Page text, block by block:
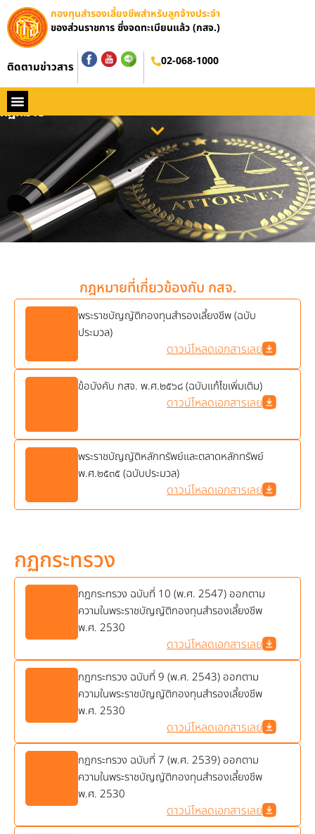
กองทุนสำรองเลี้ยงชีพสำหรับลูกจ้างประจำ
ของส่วนราชการ ซึ่งจดทะเบียนแล้ว (กสจ.)
ติดตามข่าวสาร 02-068-1000
กฏหมาย
กฎหมายที่เกี่ยวข้องกับ กสจ.
พระราชบัญญัติกองทุนสำรองเลี้ยงชีพ (ฉบับ
ประมวล)
ดาวน์โหลดเอกสารเลย
ข้อบังคับ กสจ. พ.ศ.๒๕๖๘ (ฉบับแก้ไขเพิ่มเติม)
ดาวน์โหลดเอกสารเลย
พระราชบัญญัติหลักทรัพย์และตลาดหลักทรัพย์
พ.ศ.๒๕๓๕ (ฉบับประมวล)
ดาวน์โหลดเอกสารเลย
กฏกระทรวง
กฎกระทรวง ฉบับที่ 10 (พ.ศ. 2547) ออกตาม
ความในพระราชบัญญัติกองทุนสำรองเลี้ยงชีพ
พ.ศ. 2530
ดาวน์โหลดเอกสารเลย
กฎกระทรวง ฉบับที่ 9 (พ.ศ. 2543) ออกตาม
ความในพระราชบัญญัติกองทุนสำรองเลี้ยงชีพ
พ.ศ. 2530
ดาวน์โหลดเอกสารเลย
กฎกระทรวง ฉบับที่ 7 (พ.ศ. 2539) ออกตาม
ความในพระราชบัญญัติกองทุนสำรองเลี้ยงชีพ
พ.ศ. 2530
ดาวน์โหลดเอกสารเลย